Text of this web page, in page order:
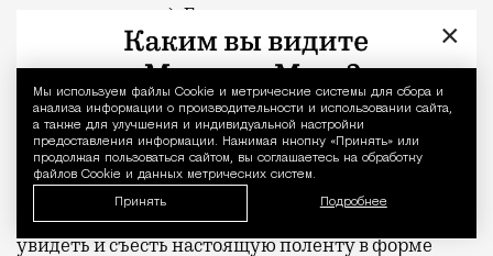
Уведомление
Мы используем файлы Сookie и метрические системы для сбора и
анализа информации о производительности и использовании сайта,
а также для улучшения и индивидуальной настройки
предоставления информации. Нажимая кнопку «Принять» или
продолжая пользоваться сайтом, вы соглашаетесь на обработку
файлов Cookie и данных метрических систем.
Принять Подробнее
хорошем смысле). Бисквит заслуживает
отдельных восторгов — он настолько
самодостаточен, что можно подавать отдельно и
совсем без крема;
— спираль колбаски зампины с трюфелем (1200
руб.) подается в компании поленты, и все
украшено руколой. Всегда радуюсь, когда удается
увидеть и съесть настоящую поленту в форме
×